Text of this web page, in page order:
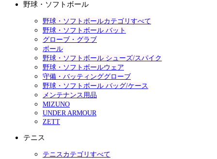
野球・ソフトボール
野球・ソフトボールカテゴリすべて
野球・ソフトボール バット
グローブ・グラブ
ボール
野球・ソフトボール シューズ/スパイク
野球・ソフトボールウェア
守備・バッティンググローブ
野球・ソフトボール バッグ/ケース
メンテナンス用品
MIZUNO
UNDER ARMOUR
ZETT
テニス
テニスカテゴリすべて